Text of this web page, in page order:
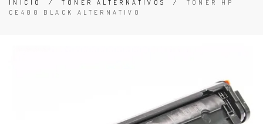
INICIO /TONER ALTERNATIVOS / TONER HP
CE400 BLACK ALTERNATIVO